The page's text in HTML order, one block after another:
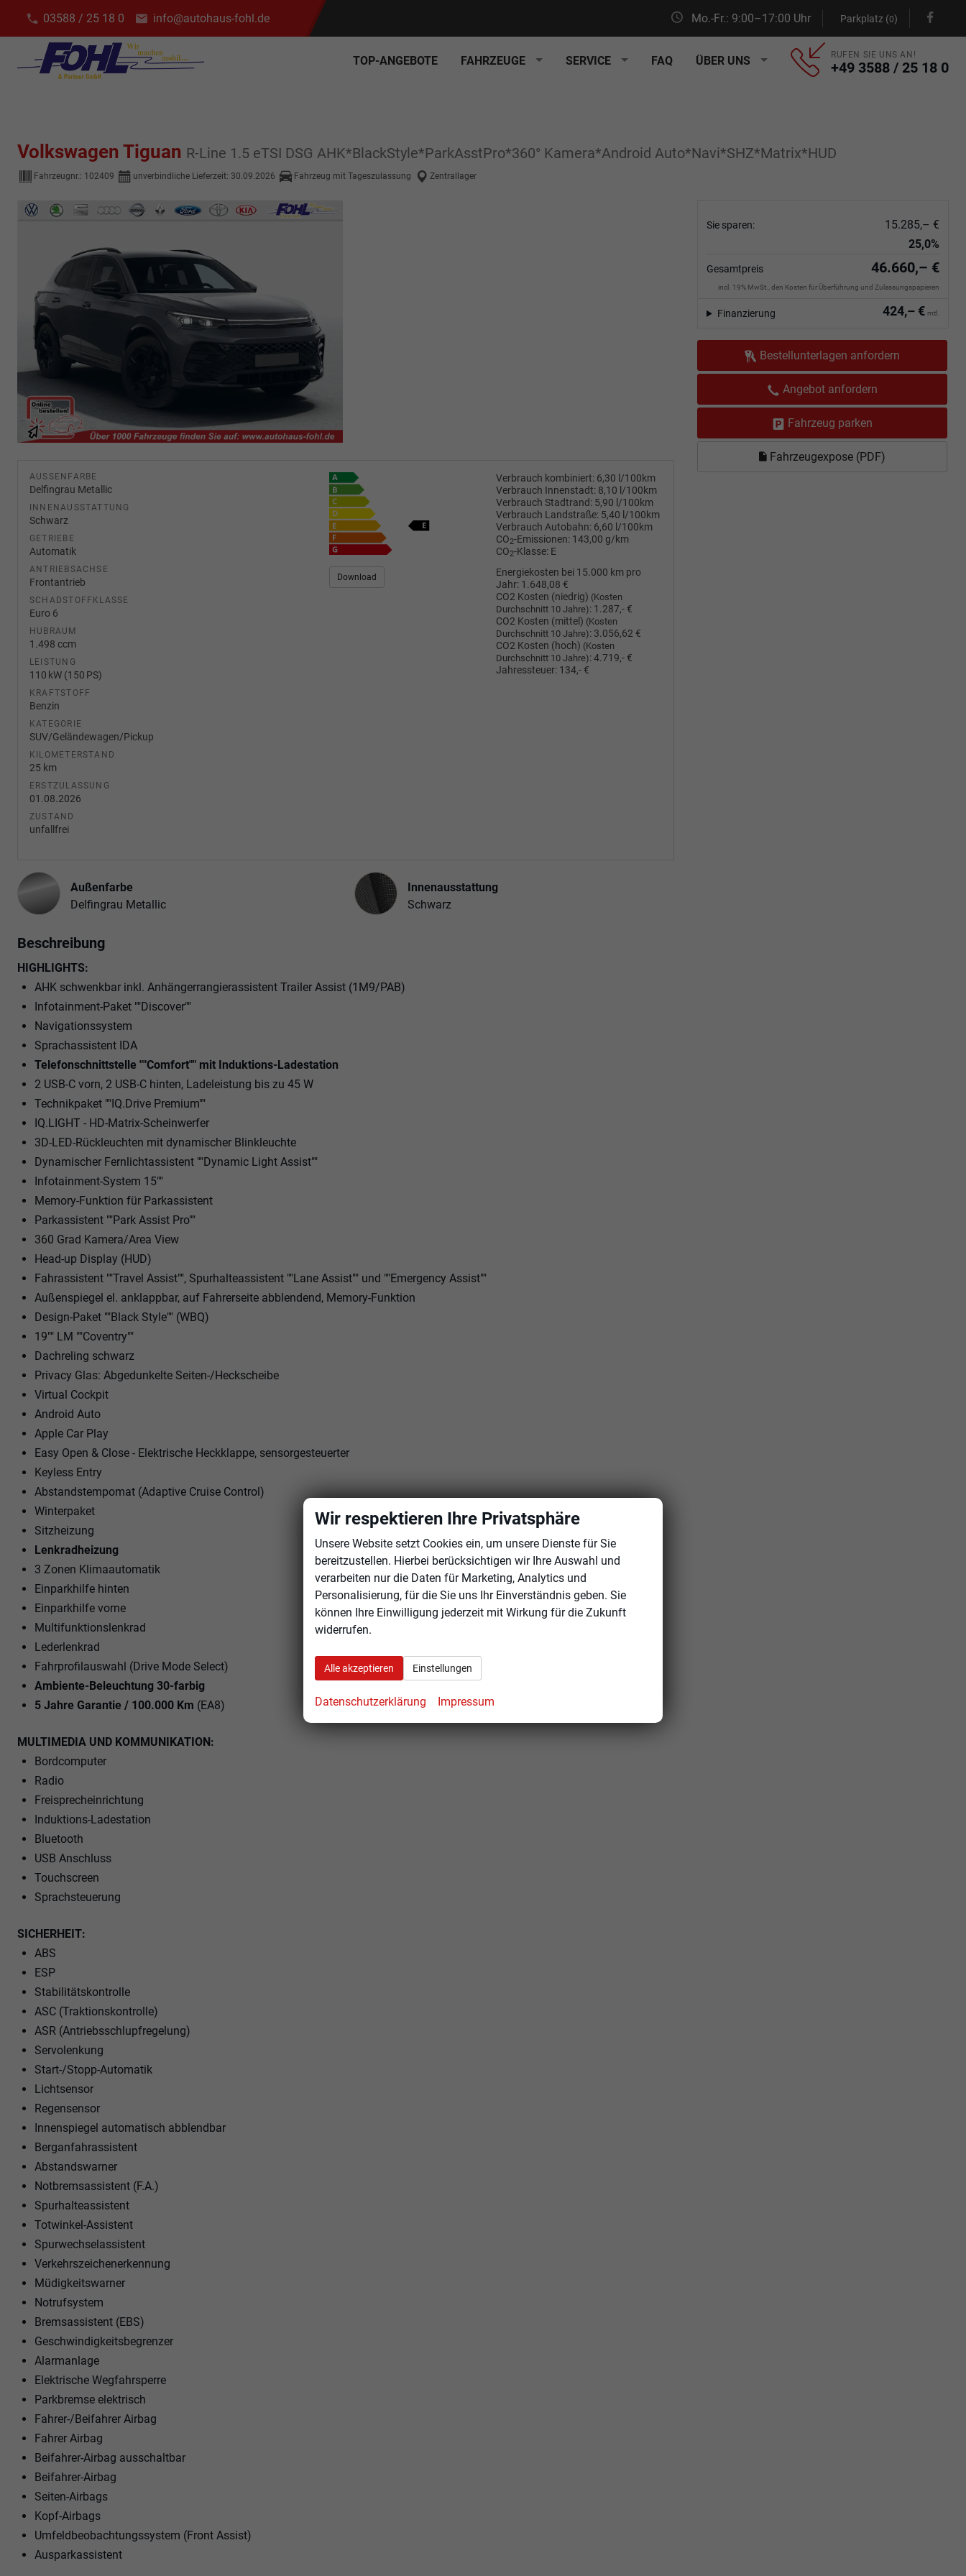
03588 / 25 18 0 info@autohaus-fohl.de Mo.-Fr.: 9:00–17:00 Uhr Parkplatz (0)
TOP-ANGEBOTE FAHRZEUGE SERVICE FAQ ÜBER UNS RUFEN SIE UNS AN!
+49 3588 / 25 18 0
Volkswagen Tiguan R-Line 1.5 eTSI DSG AHK*BlackStyle*ParkAsstPro*360° Kamera*Android Auto*Navi*SHZ*Matrix*HUD
Fahrzeugnr.: 102409 unverbindliche Lieferzeit: 30.09.2026 Fahrzeug mit Tageszulassung Zentrallager
Sie sparen:
15.285,– €
25,0%
Gesamtpreis 46.660,– €
incl. 19% MwSt., den Kosten für Überführung und Zulassungspapieren
424,– € mtl.
Finanzierung
Bestellunterlagen anfordern
Angebot anfordern
Fahrzeug parken
Fahrzeugexpose (PDF)
AUSSENFARBE
Delfingrau Metallic
INNENAUSSTATTUNG
Schwarz
GETRIEBE
Automatik
ANTRIEBSACHSE
Frontantrieb
SCHADSTOFFKLASSE
Euro 6
HUBRAUM
1.498 ccm
LEISTUNG
110 kW (150 PS)
KRAFTSTOFF
Benzin
KATEGORIE
SUV/Geländewagen/Pickup
KILOMETERSTAND
25 km
ERSTZULASSUNG
01.08.2026
ZUSTAND
unfallfrei
Verbrauch kombiniert: 6,30 l/100km
Verbrauch Innenstadt: 8,10 l/100km
Verbrauch Stadtrand: 5,90 l/100km
Verbrauch Landstraße: 5,40 l/100km
Verbrauch Autobahn: 6,60 l/100km
CO2-Emissionen: 143,00 g/km
CO2-Klasse: E
Download
Energiekosten bei 15.000 km pro
Jahr: 1.648,08 €
CO2 Kosten (niedrig) (Kosten
Durchschnitt 10 Jahre): 1.287,- €
CO2 Kosten (mittel) (Kosten
Durchschnitt 10 Jahre): 3.056,62 €
CO2 Kosten (hoch) (Kosten
Durchschnitt 10 Jahre):4.719,- €
Jahressteuer: 134,- €
Außenfarbe
Delfingrau Metallic
Innenausstattung
Innenausstattung
Schwarz
Beschreibung
HIGHLIGHTS:
AHK schwenkbar inkl. Anhängerrangierassistent Trailer Assist (1M9/PAB)
Infotainment-Paket ""Discover""
Navigationssystem
Sprachassistent IDA
Telefonschnittstelle ""Comfort"" mit Induktions-Ladestation
2 USB-C vorn, 2 USB-C hinten, Ladeleistung bis zu 45 W
Technikpaket ""IQ.Drive Premium""
IQ.LIGHT - HD-Matrix-Scheinwerfer
3D-LED-Rückleuchten mit dynamischer Blinkleuchte
Dynamischer Fernlichtassistent ""Dynamic Light Assist""
Infotainment-System 15""
Memory-Funktion für Parkassistent
Parkassistent ""Park Assist Pro""
360 Grad Kamera/Area View
Head-up Display (HUD)
Fahrassistent ""Travel Assist"", Spurhalteassistent ""Lane Assist"" und ""Emergency Assist""
Außenspiegel el. anklappbar, auf Fahrerseite abblendend, Memory-Funktion
Design-Paket ""Black Style"" (WBQ)
19"" LM ""Coventry""
Dachreling schwarz
Privacy Glas: Abgedunkelte Seiten-/Heckscheibe
Virtual Cockpit
Android Auto
Apple Car Play
Easy Open & Close - Elektrische Heckklappe, sensorgesteuerter
Keyless Entry
Abstandstempomat (Adaptive Cruise Control)
Winterpaket
Sitzheizung
Lenkradheizung
3 Zonen Klimaautomatik
Einparkhilfe hinten
Einparkhilfe vorne
Multifunktionslenkrad
Lederlenkrad
Fahrprofilauswahl (Drive Mode Select)
Ambiente-Beleuchtung 30-farbig
5 Jahre Garantie / 100.000 Km (EA8)
MULTIMEDIA UND KOMMUNIKATION:
Bordcomputer
Radio
Freisprecheinrichtung
Induktions-Ladestation
Bluetooth
USB Anschluss
Touchscreen
Sprachsteuerung
SICHERHEIT:
ABS
ESP
Stabilitätskontrolle
ASC (Traktionskontrolle)
ASR (Antriebsschlupfregelung)
Servolenkung
Start-/Stopp-Automatik
Lichtsensor
Regensensor
Innenspiegel automatisch abblendbar
Berganfahrassistent
Abstandswarner
Notbremsassistent (F.A.)
Spurhalteassistent
Totwinkel-Assistent
Spurwechselassistent
Verkehrszeichenerkennung
Müdigkeitswarner
Notrufsystem
Bremsassistent (EBS)
Geschwindigkeitsbegrenzer
Alarmanlage
Elektrische Wegfahrsperre
Parkbremse elektrisch
Fahrer-/Beifahrer Airbag
Fahrer Airbag
Beifahrer-Airbag ausschaltbar
Beifahrer-Airbag
Seiten-Airbags
Kopf-Airbags
Umfeldbeobachtungssystem (Front Assist)
Ausparkassistent
Wir respektieren Ihre Privatsphäre
Unsere Website setzt Cookies ein, um unsere Dienste für Sie
bereitzustellen. Hierbei berücksichtigen wir Ihre Auswahl und
verarbeiten nur die Daten für Marketing, Analytics und
Personalisierung, für die Sie uns Ihr Einverständnis geben. Sie
können Ihre Einwilligung jederzeit mit Wirkung für die Zukunft
widerrufen.
Alle akzeptieren Einstellungen
Datenschutzerklärung Impressum